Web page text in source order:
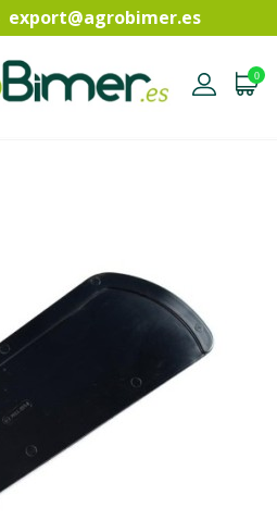
export@agrobimer.es
0